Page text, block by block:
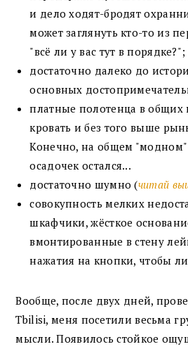
и дело ходят-бродят
может заглянуть кто-то из
"всё ли у вас тут в порядке?";
достаточно далеко до
основных
платные полотенца в общих
кровать и без того выше
Конечно, на общем "модном"
осадочек остался...
достаточно шумно (читай
совокупность мелких
шкафчики, жёсткое
вмонтированные в стену
нажатия на кнопки, чтобы
Вообще, после двух дней,
Tbilisi, меня посетили весьма
мысли. Появилось стойкое